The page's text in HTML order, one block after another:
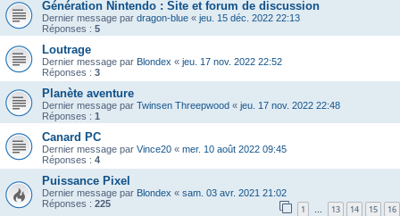
Génération Nintendo : Site et forum de discussion
Dernier message par dragon-blue « jeu. 15 déc. 2022 22:13
Réponses : 5
Loutrage
Dernier message par Blondex « jeu. 17 nov. 2022 22:52
Réponses : 3
Planète aventure
Dernier message par Twinsen Threepwood « jeu. 17 nov. 2022 22:48
Réponses : 1
Canard PC
Dernier message par Vince20 « mer. 10 août 2022 09:45
Réponses : 4
Puissance Pixel
Dernier message par Blondex « sam. 03 avr. 2021 21:02
Réponses : 225 1 … 13 14 15 16